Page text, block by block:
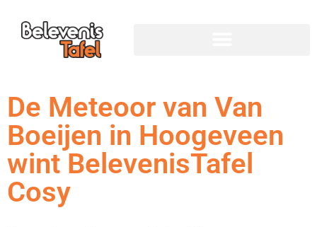
De Meteoor van Van
Boeijen in Hoogeveen
wint BelevenisTafel
Cosy